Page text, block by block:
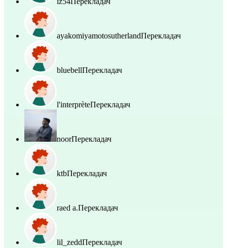
ayakomiyamotosutherlandПерекладач
bluebellПерекладач
l'interprèteПерекладач
noorПерекладач
ktbПерекладач
raed a.Перекладач
lil_zeddПерекладач